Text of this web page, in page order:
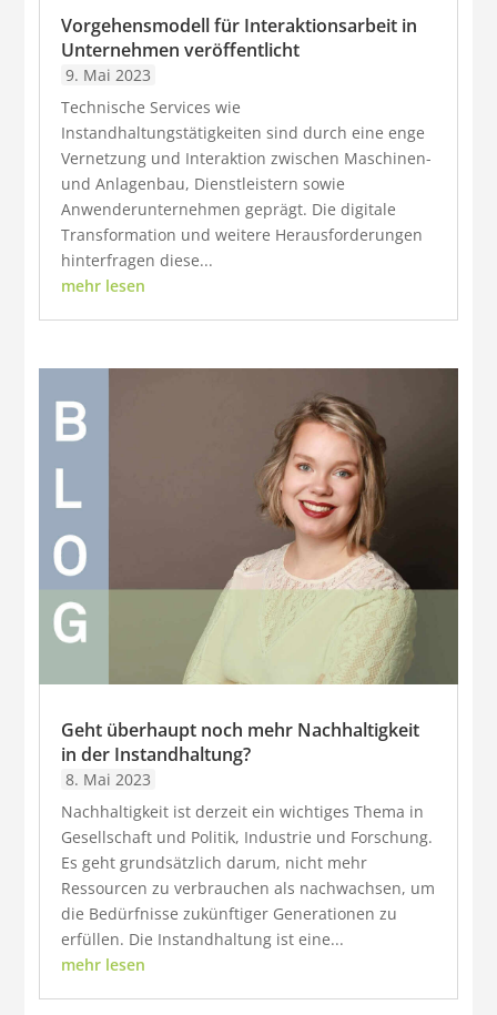
Vorgehensmodell für Interaktionsarbeit in
Unternehmen veröffentlicht
9. Mai 2023
Technische Services wie
Instandhaltungstätigkeiten sind durch eine enge
Vernetzung und Interaktion zwischen Maschinen-
und Anlagenbau, Dienstleistern sowie
Anwenderunternehmen geprägt. Die digitale
Transformation und weitere Herausforderungen
hinterfragen diese...
mehr lesen
Geht überhaupt noch mehr Nachhaltigkeit
in der Instandhaltung?
8. Mai 2023
Nachhaltigkeit ist derzeit ein wichtiges Thema in
Gesellschaft und Politik, Industrie und Forschung.
Es geht grundsätzlich darum, nicht mehr
Ressourcen zu verbrauchen als nachwachsen, um
die Bedürfnisse zukünftiger Generationen zu
erfüllen. Die Instandhaltung ist eine...
mehr lesen